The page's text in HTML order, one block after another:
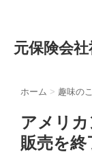
元保険会
ホーム > 趣味の
アメリ
販売を終